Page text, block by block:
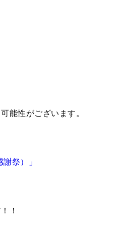
能性がございます。
祭）」
！